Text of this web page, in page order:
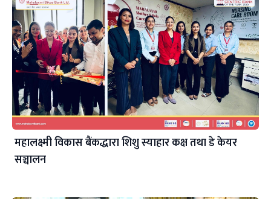
महालक्ष्मी विकास बैंकद्धारा शिशु स्याहार कक्ष तथा डे केयर
सञ्चालन